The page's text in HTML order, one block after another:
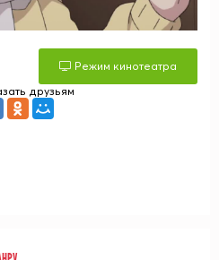
Режим кинотеатра
друзьям